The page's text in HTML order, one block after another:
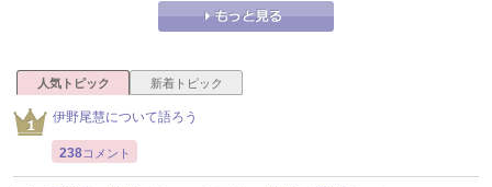
人気トピック 新着トピック
伊野尾慧について語ろう
238コメント